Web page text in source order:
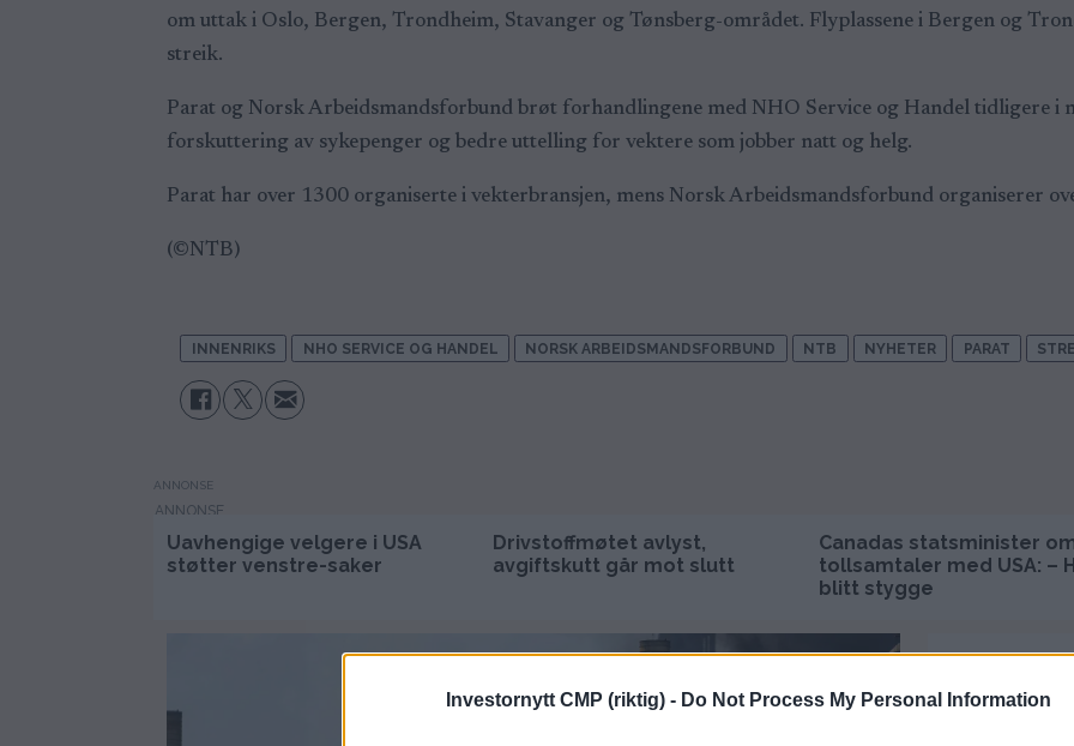
Investornytt CMP (riktig) - Do Not Process My Personal Information
om uttak i Oslo, Bergen, Trondheim, Stavanger og Tønsberg-området. Flyplassene i Bergen og
streik.
Parat og Norsk Arbeidsmandsforbund brøt forhandlingene med NHO Service og Handel tidligere i
forskuttering av sykepenger og bedre uttelling for vektere som jobber natt og helg.
Parat har over 1300 organiserte i vekterbransjen, mens Norsk Arbeidsmandsforbund organiserer
(©NTB)
INNENRIKS NHO SERVICE OG HANDEL NORSK ARBEIDSMANDSFORBUND NTB NYHETER PARAT
ANNONSE
Uavhengige velgere i USA
støtter venstre-saker
Drivstoffmøtet avlyst,
avgiftskutt går mot slutt
Canadas statsminister
tollsamtaler med USA: –
blitt stygge